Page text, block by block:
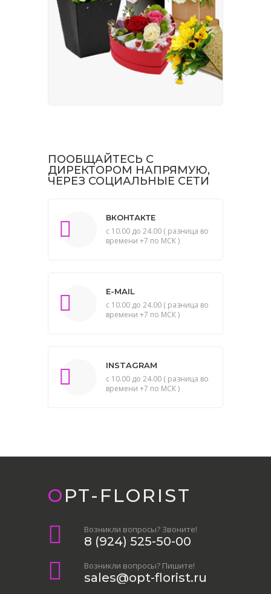
ПООБЩАЙТЕСЬ С
ДИРЕКТОРОМ НАПРЯМУЮ,
ЧЕРЕЗ СОЦИАЛЬНЫЕ СЕТИ
ВКОНТАКТЕ
с 10.00 до 24.00 ( разница во
времени +7 по МСК )
E-MAIL
с 10.00 до 24.00 ( разница во
времени +7 по МСК )
INSTAGRAM
с 10.00 до 24.00 ( разница во
времени +7 по МСК )
OPT-FLORIST
Возникли вопросы? Звоните!
8 (924) 525-50-00
Возникли вопросы? Пишите!
sales@opt-florist.ru